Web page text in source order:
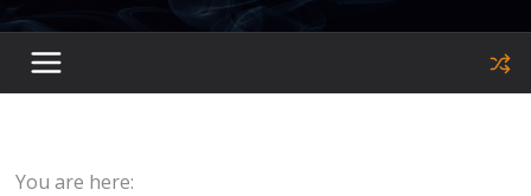
You are here: